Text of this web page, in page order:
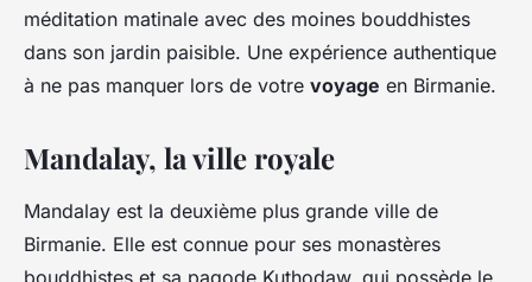
méditation matinale avec des moines bouddhistes
dans son jardin paisible. Une expérience authentique
à ne pas manquer lors de votre voyage en Birmanie.
Mandalay, la ville royale
Mandalay est la deuxième plus grande ville de
Birmanie. Elle est connue pour ses monastères
bouddhistes et sa pagode Kuthodaw, qui possède le